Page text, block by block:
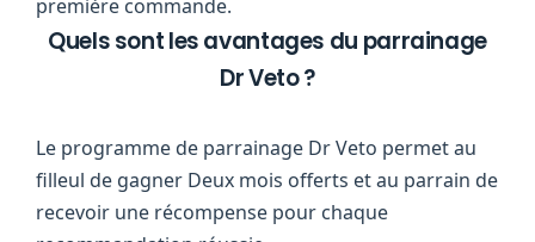
première commande.
Quels sont les avantages du parrainage
Dr Veto ?
Le programme de parrainage Dr Veto permet au
filleul de gagner Deux mois offerts et au parrain de
recevoir une récompense pour chaque